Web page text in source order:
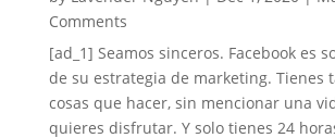
Comments
[ad_1] Seamos sinceros. Facebook es
de su estrategia de marketing. Tienes
cosas que hacer, sin mencionar una
quieres disfrutar. Y solo tienes 24